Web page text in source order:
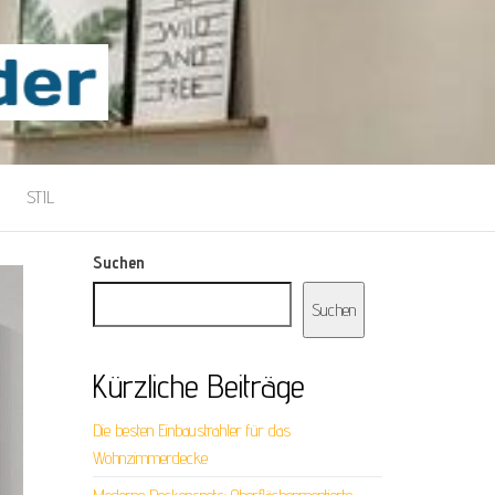
STIL
Suchen
Suchen
Kürzliche Beiträge
Die besten Einbaustrahler für das
Wohnzimmerdecke